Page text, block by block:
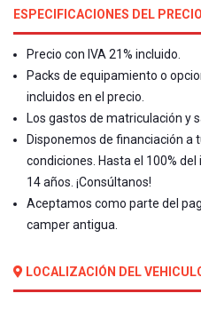
ESPECIFICACIONES DEL PRECIO
Precio con IVA 21% incluido.
Packs de equipamiento o
incluidos en el precio.
Los gastos de matriculación y
Disponemos de financiación a
condiciones. Hasta el 100%
14 años. ¡Consúltanos!
Aceptamos como parte del
camper antigua.
LOCALIZACIÓN DEL